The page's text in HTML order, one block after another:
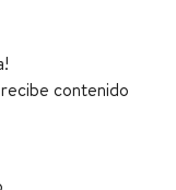
contenido